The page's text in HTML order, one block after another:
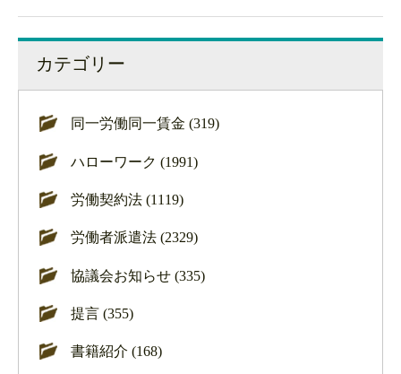
カテゴリー
同一労働同一賃金 (319)
ハローワーク (1991)
労働契約法 (1119)
労働者派遣法 (2329)
協議会お知らせ (335)
提言 (355)
書籍紹介 (168)